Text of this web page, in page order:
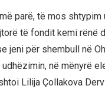
parë, të mos
të fondit kemi rënë
jeni për shembull në
në mënyrë
Lilija Çollakova